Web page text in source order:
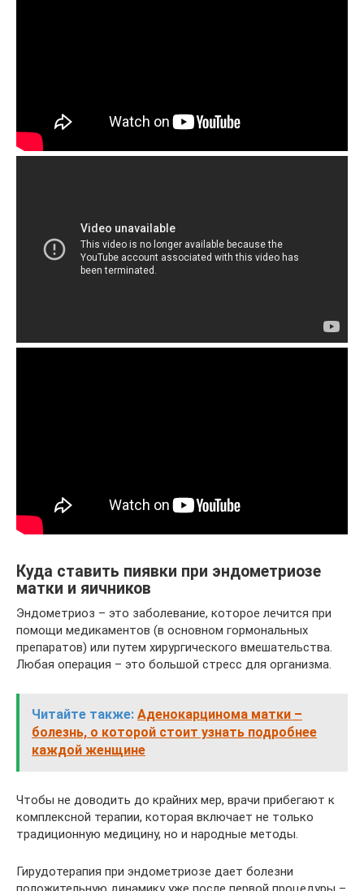
Куда ставить пиявки при эндометриозе
матки и яичников
Эндометриоз – это заболевание, которое лечится при
помощи медикаментов (в основном гормональных
препаратов) или путем хирургического вмешательства.
Любая операция – это большой стресс для организма.
Читайте также: Аденокарцинома матки –
болезнь, о которой стоит узнать подробнее
каждой женщине
Чтобы не доводить до крайних мер, врачи прибегают к
комплексной терапии, которая включает не только
традиционную медицину, но и народные методы.
Гирудотерапия при эндометриозе дает болезни